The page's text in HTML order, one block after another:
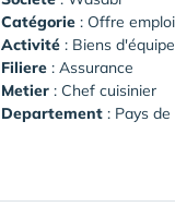
Catégorie : Offre
Activité : Biens
Filiere : Assurance
Metier : Chef cuisinier
Departement : Pays